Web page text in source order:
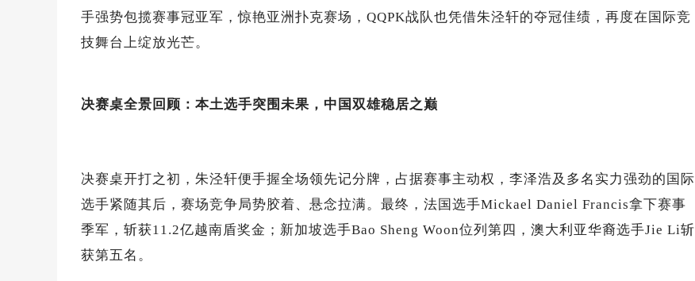
手强势包揽赛事冠亚军，惊艳亚洲扑克赛场，QQPK战队也凭借朱泾轩的夺冠佳绩，再度在国际竞
技舞台上绽放光芒。
决赛桌全景回顾：本土选手突围未果，中国双雄稳居之巅
决赛桌开打之初，朱泾轩便手握全场领先记分牌，占据赛事主动权，李泽浩及多名实力强劲的国际
选手紧随其后，赛场竞争局势胶着、悬念拉满。最终，法国选手Mickael Daniel Francis拿下赛事
季军，斩获11.2亿越南盾奖金；新加坡选手Bao Sheng Woon位列第四，澳大利亚华裔选手Jie Li斩
获第五名。